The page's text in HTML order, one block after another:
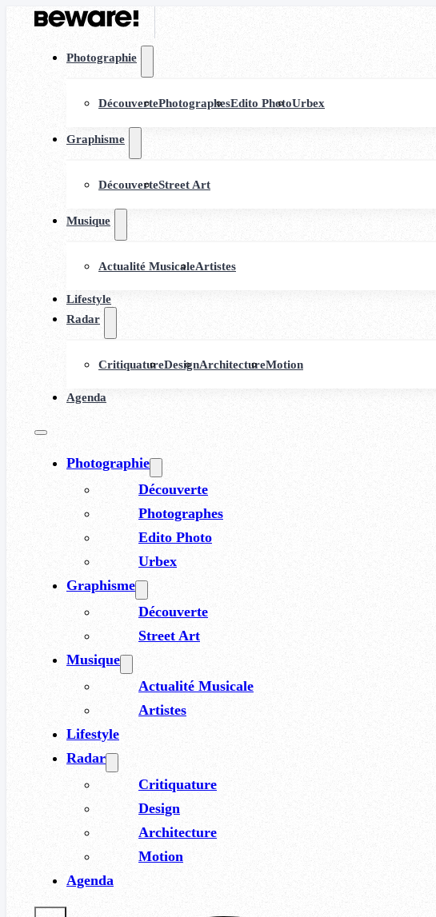
Photographie
DécouvertePhotographesEdito PhotoUrbex
Graphisme
DécouverteStreet Art
Musique
Actualité MusicaleArtistes
Lifestyle
Radar
CritiquatureDesignArchitectureMotion
Agenda
Photographie
Découverte
Photographes
Edito Photo
Urbex
Graphisme
Découverte
Street Art
Musique
Actualité Musicale
Artistes
Lifestyle
Radar
Critiquature
Design
Architecture
Motion
Agenda